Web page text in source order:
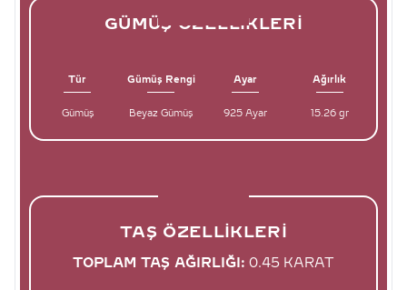
GÜMÜŞ ÖZELLIKLERI
Tür Gümüş Rengi Ayar Ağırlık
Gümüş Beyaz Gümüş 925 Ayar 15.26 gr
TAŞ ÖZELLIKLERI
TOPLAM TAŞ AĞIRLIĞI: 0.45 KARAT